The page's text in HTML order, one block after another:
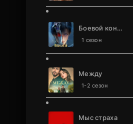
Боевой континент 2: Непревзойдённый клан Та
1 сезон
Между
1-2 сезон
Мыс страха
100